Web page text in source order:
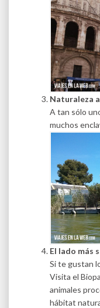
Naturaleza
A tan sólo
muchos
El lado más
Si te gustan
Visita el
animales
hábitat